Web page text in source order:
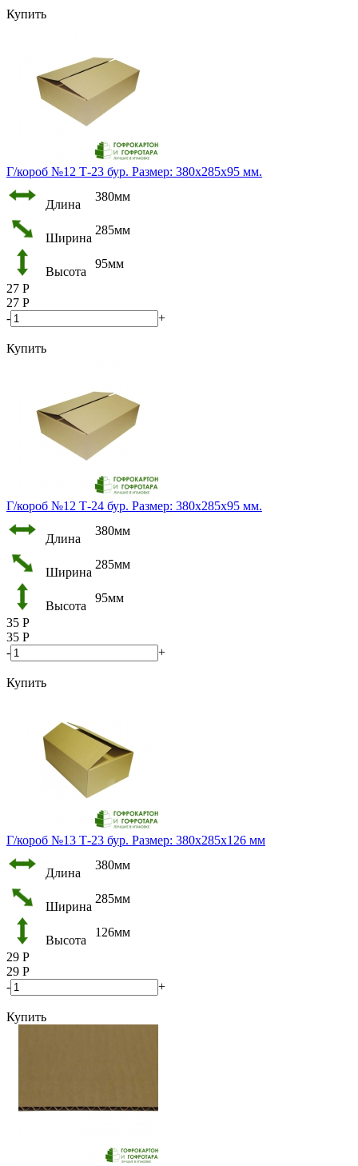
Купить
Г/короб №12 Т-23 бур. Размер: 380х285х95 мм.
Длина
380мм
Ширина
285мм
Высота
95мм
27 Р
27 Р
-
+
Купить
Г/короб №12 Т-24 бур. Размер: 380х285х95 мм.
Длина
380мм
Ширина
285мм
Высота
95мм
35 Р
35 Р
-
+
Купить
Г/короб №13 Т-23 бур. Размер: 380х285х126 мм
Длина
380мм
Ширина
285мм
Высота
126мм
29 Р
29 Р
-
+
Купить